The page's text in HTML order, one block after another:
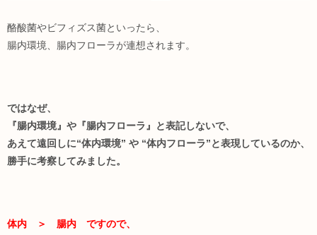
酪酸菌やビフィズス菌といったら、
腸内環境、腸内フローラが連想されます。
ではなぜ、
『腸内環境』や『腸内フローラ』と表記しないで、
あえて遠回しに“体内環境” や “体内フローラ”と表現しているのか、
勝手に考察してみました。
体内 ＞ 腸内 ですので、